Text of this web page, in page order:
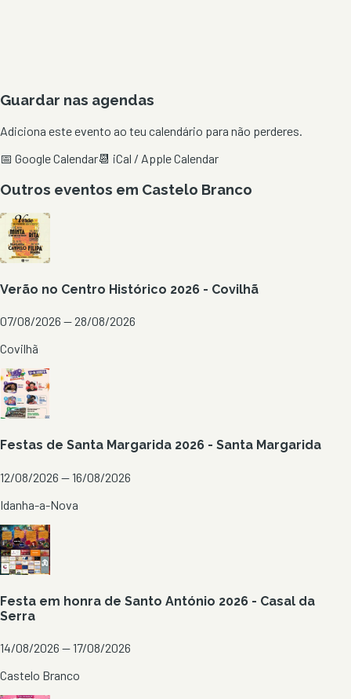
Guardar nas agendas
Adiciona este evento ao teu calendário para não perderes.
📅 Google Calendar📆 iCal / Apple Calendar
Outros eventos em Castelo Branco
Verão no Centro Histórico 2026 - Covilhã
07/08/2026 — 28/08/2026
Covilhã
Festas de Santa Margarida 2026 - Santa Margarida
12/08/2026 — 16/08/2026
Idanha-a-Nova
Festa em honra de Santo António 2026 - Casal da
Serra
14/08/2026 — 17/08/2026
Castelo Branco